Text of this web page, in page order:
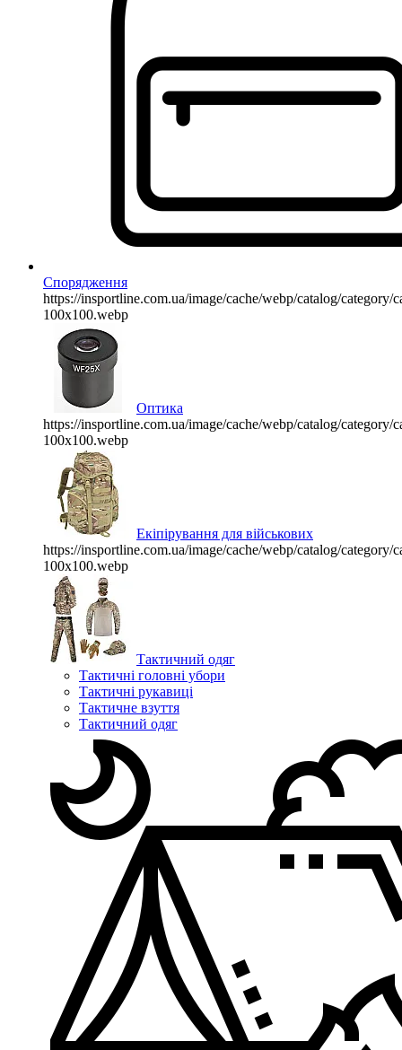
Спорядження
https://insportline.com.ua/image/cache/webp/catalog/category/
100x100.webp
Оптика
https://insportline.com.ua/image/cache/webp/catalog/category/
100x100.webp
Екіпірування для військових
https://insportline.com.ua/image/cache/webp/catalog/category/
100x100.webp
Тактичний одяг
Тактичні головні убори
Тактичні рукавиці
Тактичне взуття
Тактичний одяг